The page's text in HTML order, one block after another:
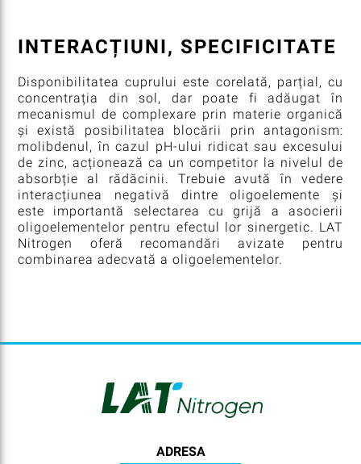
INTERACȚIUNI, SPECIFICITATE
Disponibilitatea cuprului este corelată, parțial, cu
concentrația din sol, dar poate fi adăugat în
mecanismul de complexare prin materie organică
și există posibilitatea blocării prin antagonism:
molibdenul, în cazul pH-ului ridicat sau excesului
de zinc, acționează ca un competitor la nivelul de
absorbție al rădăcinii. Trebuie avută în vedere
interacțiunea negativă dintre oligoelemente și
este importantă selectarea cu grijă a asocierii
oligoelementelor pentru efectul lor sinergetic. LAT
Nitrogen oferă recomandări avizate pentru
combinarea adecvată a oligoelementelor.
ADRESA